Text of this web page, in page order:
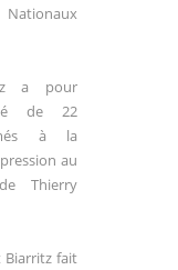
a pour
de 22
à la
au
Thierry
Biarritz fait